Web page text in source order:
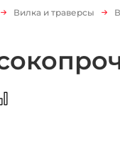
Вилка и траверсы